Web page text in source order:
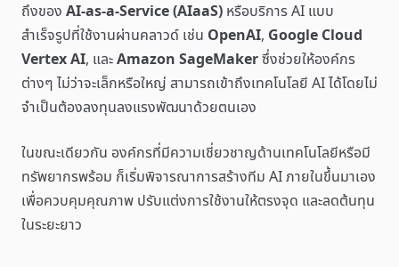
ถึงของ AI-as-a-Service (AIaaS) หรือบริการ AI แบบ
สำเร็จรูปที่ใช้งานผ่านคลาวด์ เช่น OpenAI, Google Cloud
Vertex AI, และAmazon SageMakerซึ่งช่วยให้องค์กร
ต่างๆ ไม่ว่าจะเล็กหรือใหญ่ สามารถเข้าถึงเทคโนโลยี AI ได้โดยไม่
จำเป็นต้องลงทุนลงแรงพัฒนาด้วยตนเอง
ในขณะเดียวกัน องค์กรที่มีความเชี่ยวชาญด้านเทคโนโลยีหรือมี
ทรัพยากรพร้อม ก็เริ่มพิจารณาการสร้างทีม AI ภายในขึ้นมาเอง
เพื่อควบคุมคุณภาพ ปรับแต่งการใช้งานให้ตรงจุด และลดต้นทุน
ในระยะยาว